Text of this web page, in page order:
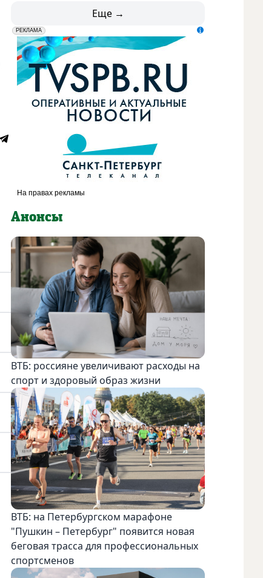
Еще →
erid: LdtCK5udn
РЕКЛАМА
АО "ГАТР", ИНН: 7841320717
Анонсы
ВТБ: россияне увеличивают расходы на
спорт и здоровый образ жизни
ВТБ: на Петербургском марафоне
"Пушкин – Петербург" появится новая
беговая трасса для профессиональных
спортсменов